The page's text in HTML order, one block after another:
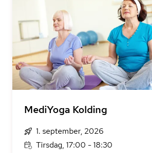
MediYoga Kolding
1. september, 2026
Tirsdag, 17:00 - 18:30